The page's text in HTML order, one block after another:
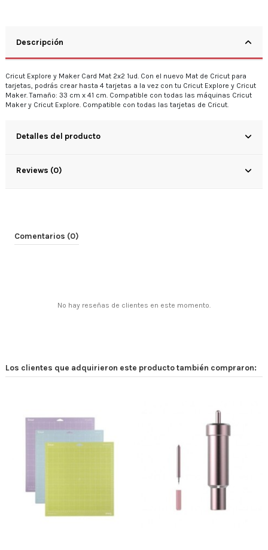
Descripción
Cricut Explore y Maker Card Mat 2x2 1ud. Con el nuevo Mat de Cricut para
tarjetas, podrás crear hasta 4 tarjetas a la vez con tu Cricut Explore y Cricut
Maker. Tamaño: 33 cm x 41 cm. Compatible con todas las máquinas Cricut
Maker y Cricut Explore. Compatible con todas las tarjetas de Cricut.
Detalles del producto
Reviews (0)
Comentarios (0)
No hay reseñas de clientes en este momento.
Los clientes que adquirieron este producto también compraron: